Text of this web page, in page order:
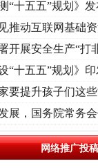
丨红船起航处 潮起..·[视
“十五五”规划》
推动互联网基础
开展安全生产“打
“十五五”规划》
要提升孩子们这
展，国务院常务
网络推广投